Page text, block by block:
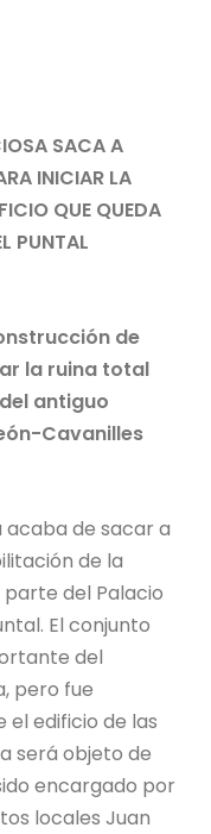
SACA A
INICIAR LA
QUE QUEDA
PUNTAL
de
la ruina total
antiguo
Cavanilles
acaba de sacar a
de la
del Palacio
El conjunto
del
pero fue
el edificio de las
será objeto de
encargado por
locales Juan